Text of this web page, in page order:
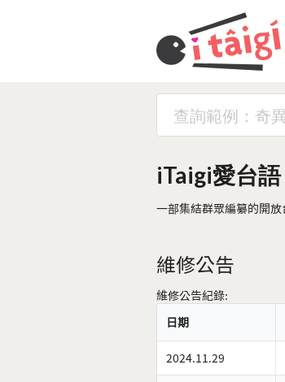
iTaigi愛台語
一部集結群眾編纂的開
維修公告
維修公告紀錄:
日期
2024.11.29